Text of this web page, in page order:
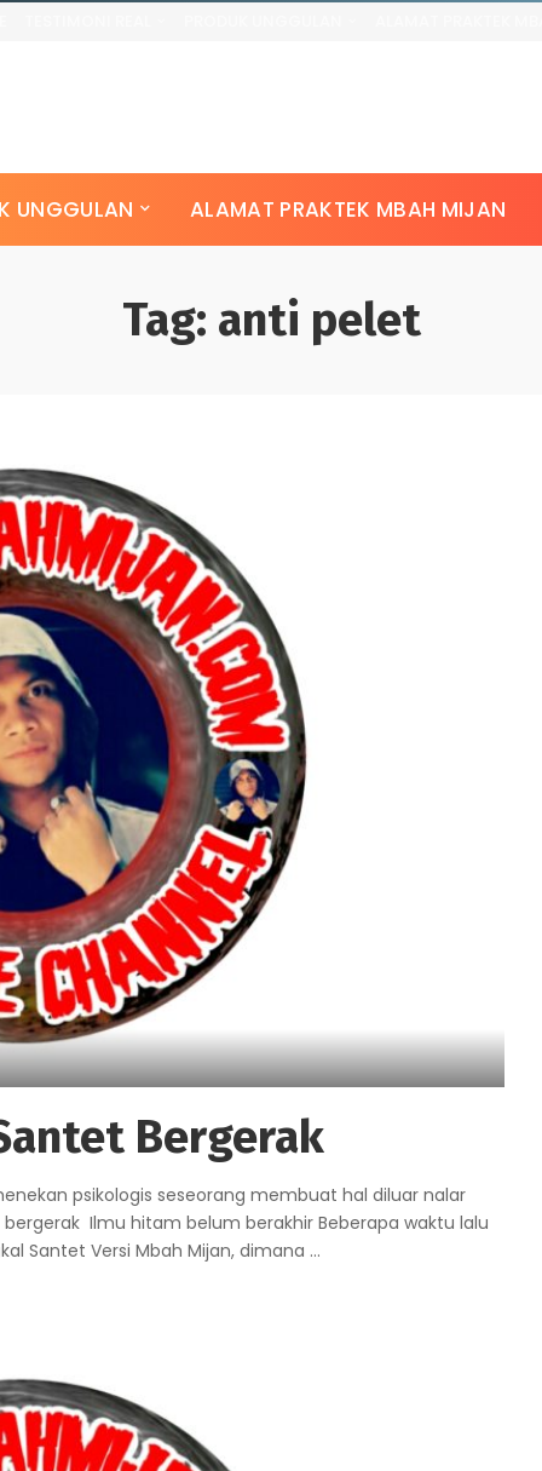
UNGGULAN ALAMAT PRAKTEK MBAH MIJAN
Tag: anti pelet
Bergerak
psikologis seseorang membuat hal diluar nalar
Ilmu hitam belum berakhir Beberapa waktu lalu
Santet Versi Mbah Mijan, dimana ...